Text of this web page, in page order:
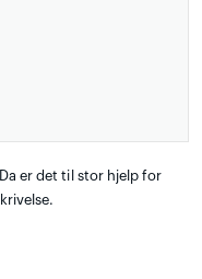
er det til stor hjelp for